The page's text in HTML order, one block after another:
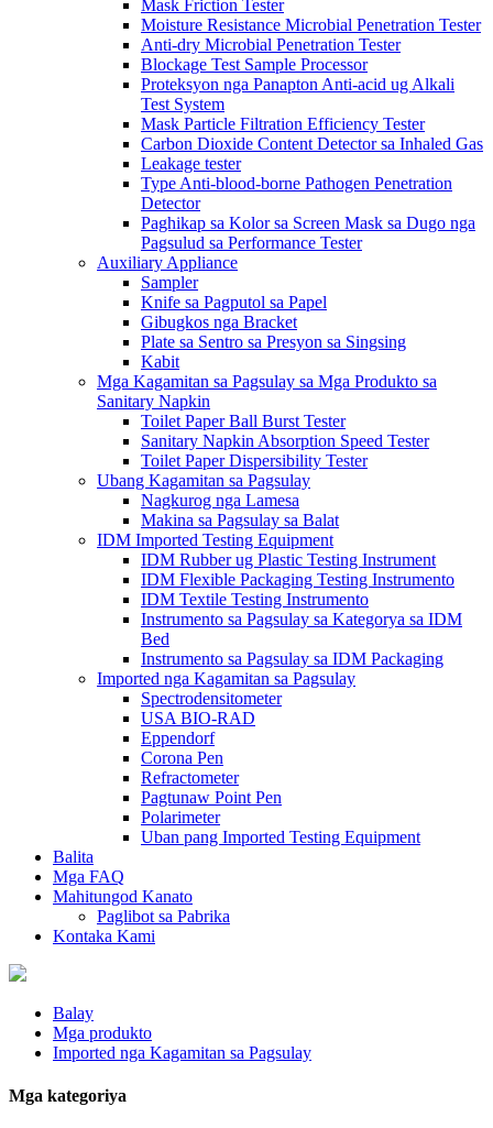
Mask Friction Tester
Moisture Resistance Microbial Penetration Tester
Anti-dry Microbial Penetration Tester
Blockage Test Sample Processor
Proteksyon nga Panapton Anti-acid ug Alkali
Test System
Mask Particle Filtration Efficiency Tester
Carbon Dioxide Content Detector sa Inhaled Gas
Leakage tester
Type Anti-blood-borne Pathogen Penetration
Detector
Paghikap sa Kolor sa Screen Mask sa Dugo nga
Pagsulud sa Performance Tester
Auxiliary Appliance
Sampler
Knife sa Pagputol sa Papel
Gibugkos nga Bracket
Plate sa Sentro sa Presyon sa Singsing
Kabit
Mga Kagamitan sa Pagsulay sa Mga Produkto sa
Sanitary Napkin
Toilet Paper Ball Burst Tester
Sanitary Napkin Absorption Speed ​​Tester
Toilet Paper Dispersibility Tester
Ubang Kagamitan sa Pagsulay
Nagkurog nga Lamesa
Makina sa Pagsulay sa Balat
IDM Imported Testing Equipment
IDM Rubber ug Plastic Testing Instrument
IDM Flexible Packaging Testing Instrumento
IDM Textile Testing Instrumento
Instrumento sa Pagsulay sa Kategorya sa IDM
Bed
Instrumento sa Pagsulay sa IDM Packaging
Imported nga Kagamitan sa Pagsulay
Spectrodensitometer
USA BIO-RAD
Eppendorf
Corona Pen
Refractometer
Pagtunaw Point Pen
Polarimeter
Uban pang Imported Testing Equipment
Balita
Mga FAQ
Mahitungod Kanato
Paglibot sa Pabrika
Kontaka Kami
Balay
Mga produkto
Imported nga Kagamitan sa Pagsulay
Mga kategoriya